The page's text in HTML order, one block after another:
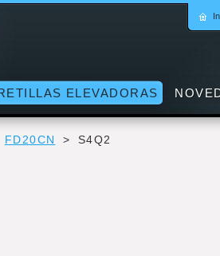
FD20CN > S4Q2
ELEVADORAS